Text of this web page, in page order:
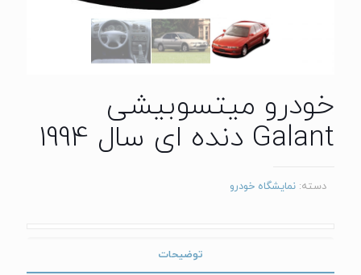
خودرو میتسوبیشی
Galant دنده ای سال 1994
دسته: نمایشگاه خودرو
توضیحات